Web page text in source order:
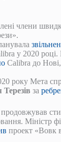
члени
у 2020 році.
Calibra до Нові,
року Мета
Терезів за
Міністр
проект «Вовк